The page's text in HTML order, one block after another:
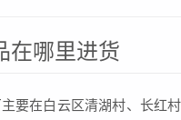
在哪里进货
要在白云区清湖村、长红